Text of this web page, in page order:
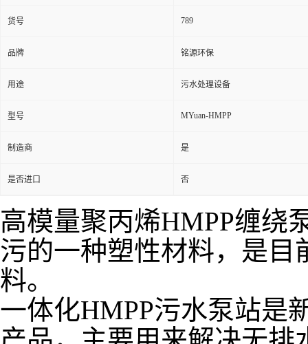
货号 789
品牌 铭源环保
用途 污水处理设备
型号 MYuan-HMPP
制造商 是
是否进口 否
高模量聚丙烯HMPP缠绕
污的一种塑性材料，是
料。
一体化HMPP污水泵站是